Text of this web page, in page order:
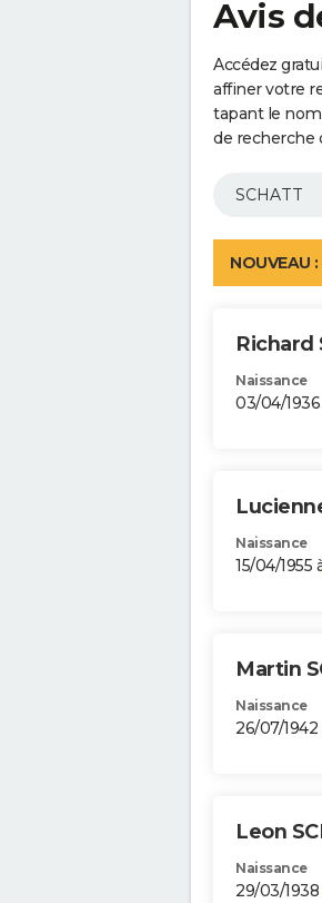
Avis
Accédez
affiner votre
tapant le
de recherche
NOUVEAU :
Richard
Naissance
03/04/1936
Naissance
15/04/1955
Martin
Naissance
26/07/1942
Leon
Naissance
29/03/1938